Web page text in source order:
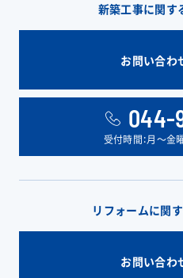
新築工事に関す
お問い合わ
044-
受付時間：月〜
リフォームに関
お問い合わ